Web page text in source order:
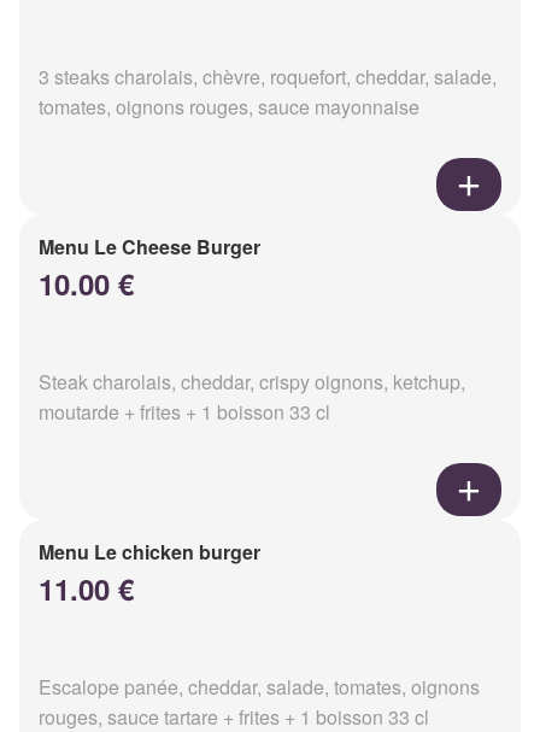
3 steaks charolais, chèvre, roquefort, cheddar, salade,
tomates, oignons rouges, sauce mayonnaise
Menu Le Cheese Burger
10.00 €
Steak charolais, cheddar, crispy oignons, ketchup,
moutarde + frites + 1 boisson 33 cl
Menu Le chicken burger
11.00 €
Escalope panée, cheddar, salade, tomates, oignons
rouges, sauce tartare + frites + 1 boisson 33 cl